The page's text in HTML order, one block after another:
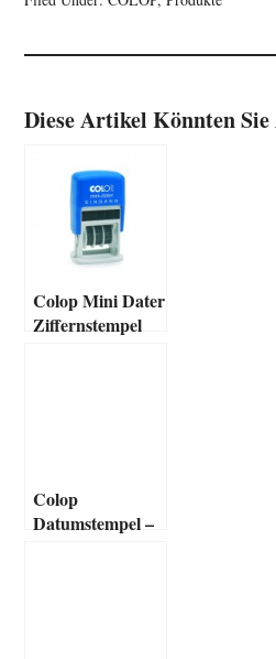
Diese Artikel Könnten
Colop Mini Dater
Ziffernstempel
Colop
Datumstempel –